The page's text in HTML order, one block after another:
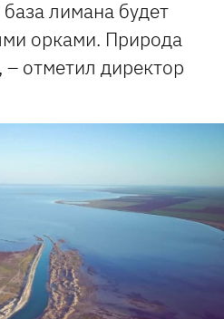
лимана будет
орками. Природа
отметил директор